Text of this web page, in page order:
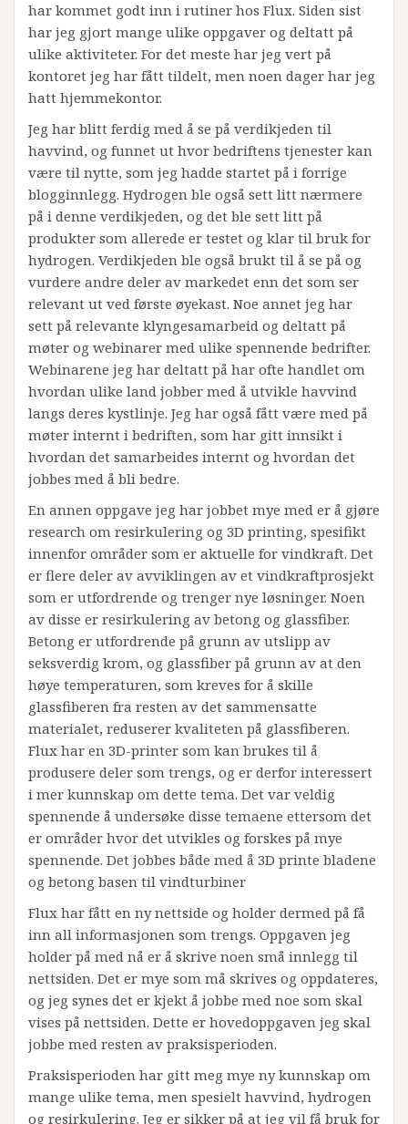
har kommet godt inn i rutiner hos Flux. Siden sist
har jeg gjort mange ulike oppgaver og deltatt på
ulike aktiviteter. For det meste har jeg vert på
kontoret jeg har fått tildelt, men noen dager har jeg
hatt hjemmekontor.
Jeg har blitt ferdig med å se på verdikjeden til
havvind, og funnet ut hvor bedriftens tjenester kan
være til nytte, som jeg hadde startet på i forrige
blogginnlegg. Hydrogen ble også sett litt nærmere
på i denne verdikjeden, og det ble sett litt på
produkter som allerede er testet og klar til bruk for
hydrogen. Verdikjeden ble også brukt til å se på og
vurdere andre deler av markedet enn det som ser
relevant ut ved første øyekast. Noe annet jeg har
sett på relevante klyngesamarbeid og deltatt på
møter og webinarer med ulike spennende bedrifter.
Webinarene jeg har deltatt på har ofte handlet om
hvordan ulike land jobber med å utvikle havvind
langs deres kystlinje. Jeg har også fått være med på
møter internt i bedriften, som har gitt innsikt i
hvordan det samarbeides internt og hvordan det
jobbes med å bli bedre.
En annen oppgave jeg har jobbet mye med er å gjøre
research om resirkulering og 3D printing, spesifikt
innenfor områder som er aktuelle for vindkraft. Det
er flere deler av avviklingen av et vindkraftprosjekt
som er utfordrende og trenger nye løsninger. Noen
av disse er resirkulering av betong og glassfiber.
Betong er utfordrende på grunn av utslipp av
seksverdig krom, og glassfiber på grunn av at den
høye temperaturen, som kreves for å skille
glassfiberen fra resten av det sammensatte
materialet, reduserer kvaliteten på glassfiberen.
Flux har en 3D-printer som kan brukes til å
produsere deler som trengs, og er derfor interessert
i mer kunnskap om dette tema. Det var veldig
spennende å undersøke disse temaene ettersom det
er områder hvor det utvikles og forskes på mye
spennende. Det jobbes både med å 3D printe bladene
og betong basen til vindturbiner
Flux har fått en ny nettside og holder dermed på få
inn all informasjonen som trengs. Oppgaven jeg
holder på med nå er å skrive noen små innlegg til
nettsiden. Det er mye som må skrives og oppdateres,
og jeg synes det er kjekt å jobbe med noe som skal
vises på nettsiden. Dette er hovedoppgaven jeg skal
jobbe med resten av praksisperioden.
Praksisperioden har gitt meg mye ny kunnskap om
mange ulike tema, men spesielt havvind, hydrogen
og resirkulering. Jeg er sikker på at jeg vil få bruk for